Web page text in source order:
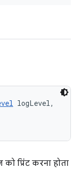
logLevel,
प्रिंट करना होता